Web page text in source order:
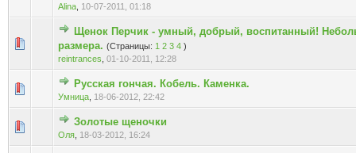
Alina 10-07-2011, 01:18
Щенок Перчик - умный, добрый, воспитанный!
размера. (Страницы: 1 2 3 4 )
reintrances 01-10-2011, 12:28
Голосов: 0 - Средняя оценка: 0 из 5
1 2 3 4
Русская гончая. Кобель. Каменка.
Умница 18-06-2012, 22:42
Голосов: 0 - Средняя оценка: 0 из 5
12345
Золотые щеночки
Оля 18-03-2012, 16:24
Голосов: 0 - Средняя оценка: 0 из 5
1